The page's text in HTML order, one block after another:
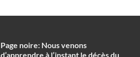
Page noire: Nous venons
d’apprendre à l’instant le décès du